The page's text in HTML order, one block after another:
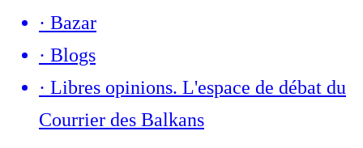
· Bazar
· Blogs
· Libres opinions. L'espace de débat du
Courrier des Balkans